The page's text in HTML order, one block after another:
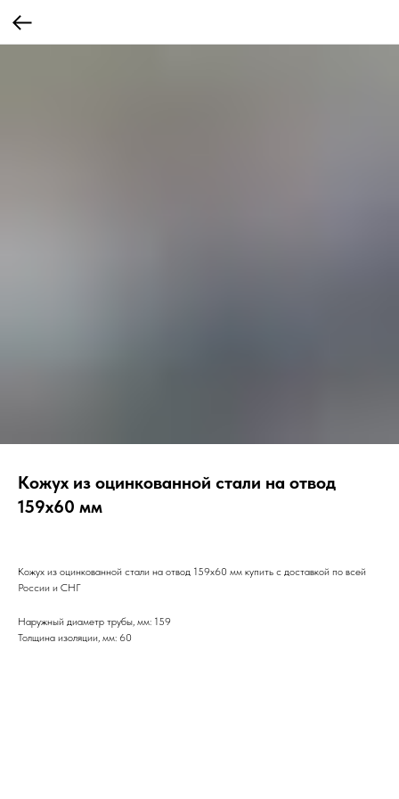
Кожух из оцинкованной стали на отвод
159х60 мм
Кожух из оцинкованной стали на отвод 159х60 мм купить с доставкой по всей
России и СНГ
Наружный диаметр трубы, мм: 159
Толщина изоляции, мм: 60